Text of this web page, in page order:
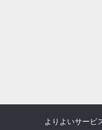
よりよいサービ